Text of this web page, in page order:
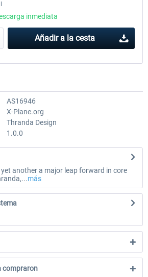
inmediata
Añadir a la cesta
AS16946
X-Plane.org
Thranda Design
1.0.0
another a major leap forward in core
más
compraron